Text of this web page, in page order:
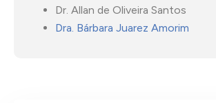
Dr. Allan de Oliveira Santos
Dra. Bárbara Juarez Amorim